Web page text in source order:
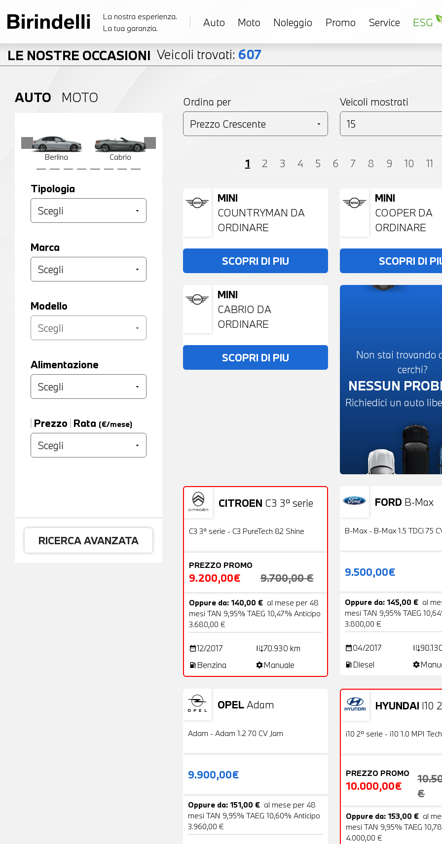
La nostra esperienza.
La tua garanzia.
Auto Moto Noleggio Promo Service ESG
LE NOSTRE OCCASIONI Veicoli trovati: 607
AUTO MOTO
Berlina Cabrio Coupé SUV
Tipologia
Marca
Modello
Alimentazione
Prezzo Rata (€/mese)
RICERCA AVANZATA
Ordina per Veicoli mostrati
1 2 3 4 5 6 7 8 9 10 11
MINI
COUNTRYMAN DA
ORDINARE
SCOPRI DI PIU
MINI
COOPER DA
ORDINARE
SCOPRI DI
MINI
CABRIO DA
ORDINARE
SCOPRI DI PIU
Non stai trovando
cerchi?
NESSUN
Richiedici un auto
CITROEN C3 3ª serie
OFFERTA
Usato 22 Foto
C3 3ª serie - C3 PureTech 82 Shine
PREZZO PROMO
9.200,00€ 9.700,00 €
Oppure da: 140,00 € al mese per 48
mesi TAN 9,95% TAEG 10,47% Anticipo
3.680,00 €
date_range12/2017 add_road70.930 km
local_gas_station Benzina settingsManuale
FORD B-Max
Usato
B-Max - B-Max 1.5 TDCi 75
9.500,00€
Oppure da: 145,00 € al
mesi TAN 9,95% TAEG
3.800,00 €
date_range04/2017 add_road
local_gas_station Diesel settings
OPELAdam
Usato
Adam - Adam 1.2 70 CV Jam
9.900,00€
Oppure da: 151,00 € al mese per 48
mesi TAN 9,95% TAEG 10,60% Anticipo
3.960,00 €
HYUNDAI I10
OFFERTA
Usato
i10 2ª serie - i10 1.0 MPI Tech
PREZZO PROMO
10.000,00€
€
Oppure da: 153,00 € al
mesi TAN 9,95% TAEG
4.000,00 €